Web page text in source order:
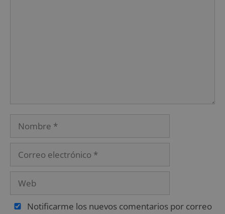
Notificarme los nuevos comentarios por correo